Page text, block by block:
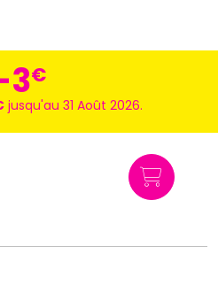
€
jusqu'au 31 Août 2026.